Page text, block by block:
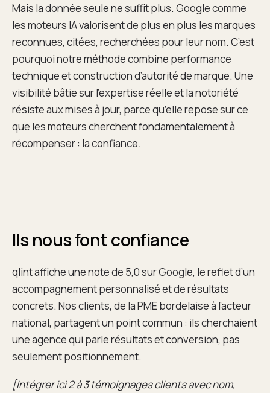
Mais la donnée seule ne suffit plus. Google comme
les moteurs IA valorisent de plus en plus les marques
reconnues, citées, recherchées pour leur nom. C’est
pourquoi notre méthode combine performance
technique et construction d’autorité de marque. Une
visibilité bâtie sur l’expertise réelle et la notoriété
résiste aux mises à jour, parce qu’elle repose sur ce
que les moteurs cherchent fondamentalement à
récompenser : la confiance.
Ils nous font confiance
qlint affiche une note de 5,0 sur Google, le reflet d’un
accompagnement personnalisé et de résultats
concrets. Nos clients, de la PME bordelaise à l’acteur
national, partagent un point commun : ils cherchaient
une agence qui parle résultats et conversion, pas
seulement positionnement.
[Intégrer ici 2 à 3 témoignages clients avec nom,